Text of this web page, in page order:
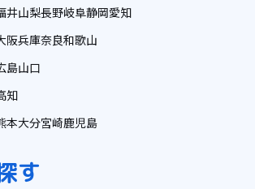
井山梨長野岐阜静岡愛知
阪兵庫奈良和歌山
島山口
知
本大分宮崎鹿児島
す